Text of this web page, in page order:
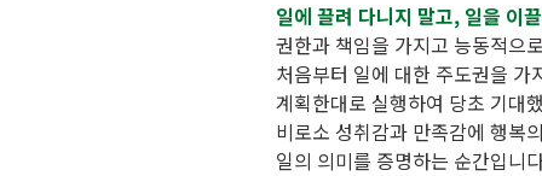
일에 끌려 다니지 말고, 일을 이
권한과 책임을 가지고 능동적으
처음부터 일에 대한 주도권을
계획한대로 실행하여 당초 기대
비로소 성취감과 만족감에 행복
일의 의미를 증명하는 순간입니